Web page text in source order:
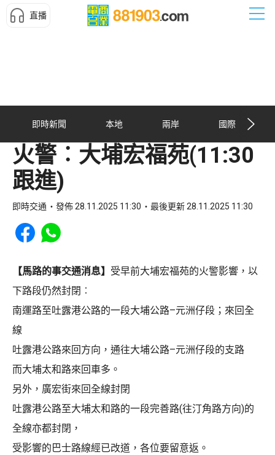
直播
即時新聞 本地 兩岸 國際
火警︰大埔宏福苑(11:30
跟進)
即時交通 發佈 28.11.2025 11:30 最後更新 28.11.2025 11:30
Share to Facebook
Share to WhatsApp
【馬路的事交通消息】 受早前大埔宏福苑的火警影響，以
下路段仍然封閉︰
南運路至吐露港公路的一段大埔公路–元洲仔段；來回全
線
吐露港公路來回方向，通往大埔公路–元洲仔段的支路
而大埔太和路來回車多。
另外，廣宏街來回全線封閉
吐露港公路至大埔太和路的一段完善路(往汀角路方向)的
全線亦都封閉，
受影響的巴士路線經已改道，各位要留意返。